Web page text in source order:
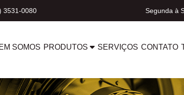
3531-0080 Segunda à
SOMOS PRODUTOS SERVIÇOS CONTATO